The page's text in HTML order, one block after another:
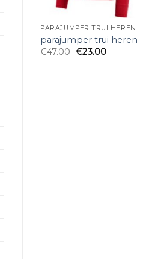
PARAJUMPER TRUI HEREN
parajumper trui heren
€47.00 €23.00